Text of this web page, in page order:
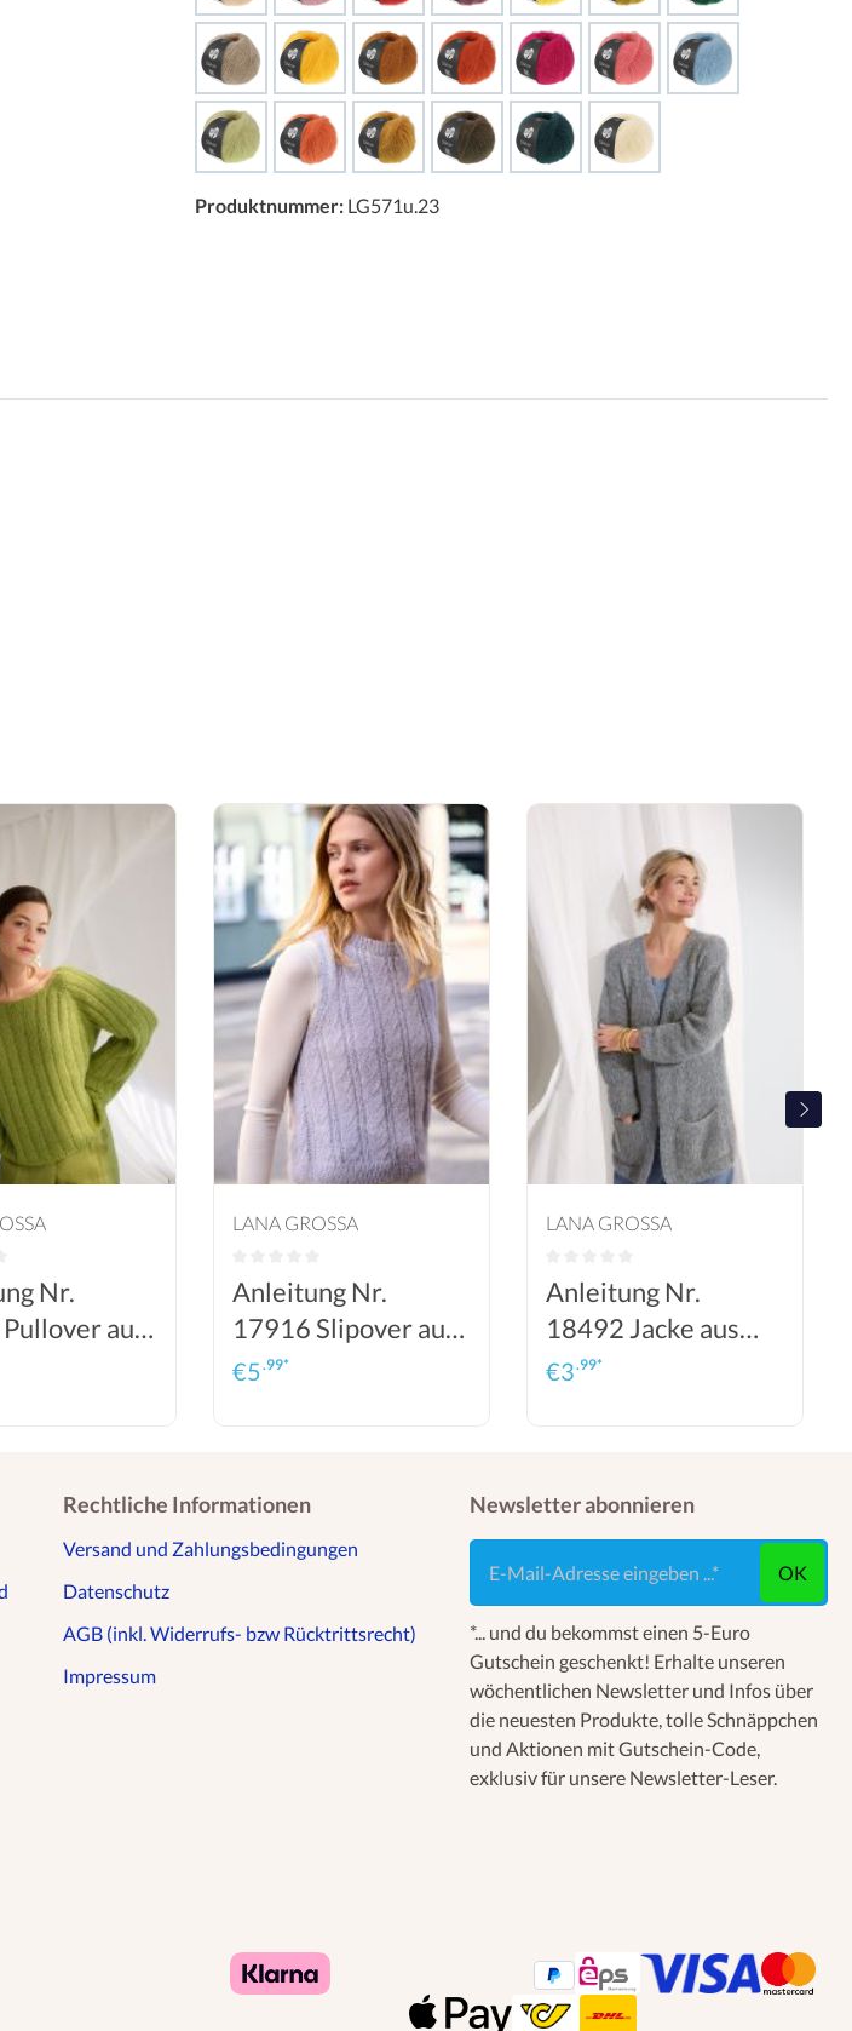
Produktnummer: LG571u.23
Nr.
aus
Silkhair
LANA GROSSA
Anleitung Nr.
17916 Slipover aus
Ecopuno & Silkhair
€5.99*
LANA GROSSA
Anleitung Nr.
18492 Jacke aus
Alta Moda Cotolana
€3.99*
Rechtliche Informationen
Versand und Zahlungsbedingungen
Datenschutz
AGB (inkl. Widerrufs- bzw Rücktrittsrecht)
Impressum
Newsletter abonnieren
OK
*... und du bekommst einen 5-Euro
Gutschein geschenkt! Erhalte unseren
wöchentlichen Newsletter und Infos über
die neuesten Produkte, tolle Schnäppchen
und Aktionen mit Gutschein-Code,
exklusiv für unsere Newsletter-Leser.